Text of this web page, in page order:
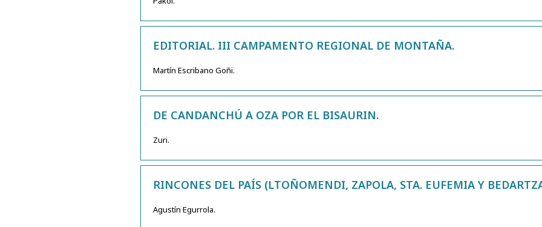
EDITORIAL. III CAMPAMENTO REGIONAL DE MONTAÑA.
Martín Escribano Goñi.
DE CANDANCHÚ A OZA POR EL BISAURIN.
Zuri.
RINCONES DEL PAÍS (LTOÑOMENDI, ZAPOLA, STA. EUFEMIA Y
Agustín Egurrola.